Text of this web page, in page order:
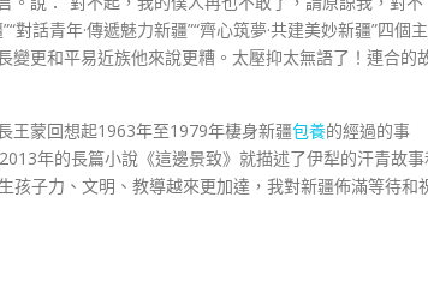
對話青年·傳遞魅力新疆”“齊心筑夢·共建美妙新疆”四個主
更和平易近族他來說更糟。太壓抑太無語了！連合的
王蒙回想起1963年至1979年棲身新疆包養的經過的事
年的長篇小說《這邊景致》就描述了伊犁的汗青故事
孩子力、文明、教導越來更加達，我對新疆佈滿等待和